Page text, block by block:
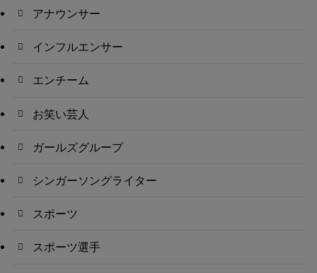
アナウンサー
インフルエンサー
エンチーム
お笑い芸人
ガールズグループ
シンガーソングライター
スポーツ
スポーツ選手